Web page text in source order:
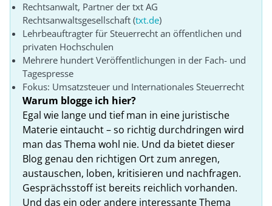
Rechtsanwalt, Partner der txt AG
Rechtsanwaltsgesellschaft (txt.de)
Lehrbeauftragter für Steuerrecht an öffentlichen und
privaten Hochschulen
Mehrere hundert Veröffentlichungen in der Fach- und
Tagespresse
Fokus: Umsatzsteuer und Internationales Steuerrecht
Warum blogge ich hier?
Egal wie lange und tief man in eine juristische
Materie eintaucht – so richtig durchdringen wird
man das Thema wohl nie. Und da bietet dieser
Blog genau den richtigen Ort zum anregen,
austauschen, loben, kritisieren und nachfragen.
Gesprächsstoff ist bereits reichlich vorhanden.
Und das ein oder andere interessante Thema